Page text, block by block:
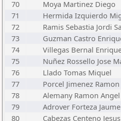
70
Moya Martinez Diego
71
Hermida Izquierdo
72
Ramis Sebastia Jordi
73
Guzman Castro
74
Villegas Bernal
75
Nuñez Rossello Jose
76
Llado Tomas Miquel
77
Porcel Jimenez Ramon
78
Alemany Ramon Angel
79
Adrover Forteza Jaume
80
Cabezas Centeno Jesus